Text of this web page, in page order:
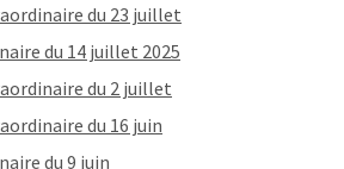
du 23 juillet
du 14 juillet 2025
du 2 juillet
du 16 juin
du 9 juin